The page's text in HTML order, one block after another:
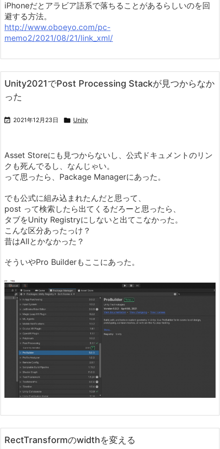
iPhoneだとアラビア語系で落ちることがあるらしいのを回
避する方法。
http://www.oboeyo.com/pc-
memo2/2021/08/21/link_xml/
Unity2021でPost Processing Stackが見つからなか
った
 2021年12月23日  Unity
Asset Storeにも見つからないし、公式ドキュメントのリン
クも死んでるし、なんじゃい。
って思ったら、Package Managerにあった。
でも公式に組み込まれたんだと思って、
post って検索したら出てくるだろーと思ったら、
タブをUnity Registryにしないと出てこなかった。
こんな区分あったっけ？
昔はAllとかなかった？
そういやPro Builderもここにあった。
RectTransformのwidthを変える